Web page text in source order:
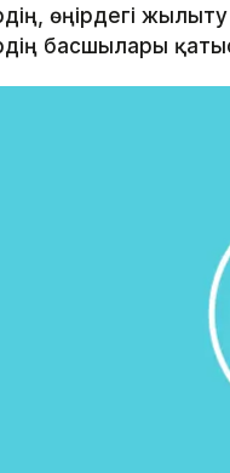
өңірдегі
басшылары